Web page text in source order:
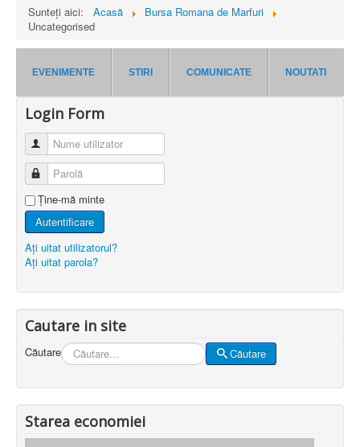
Sunteți aici: Acasă
Bursa Romana de Marfuri
Uncategorised
EVENIMENTE STIRI COMUNICATE NOUTATI
Login Form
Nume utilizator
Parolă
Ţine-mă minte
Autentificare
Aţi uitat utilizatorul?
Aţi uitat parola?
Cautare in site
Căutare Căutare
Starea economiei